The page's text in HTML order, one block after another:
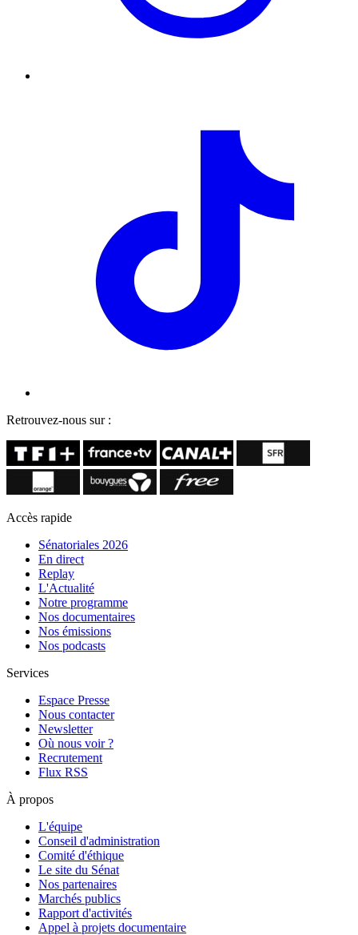
Retrouvez-nous sur :
Accès rapide
Sénatoriales 2026
En direct
Replay
L'Actualité
Notre programme
Nos documentaires
Nos émissions
Nos podcasts
Services
Espace Presse
Nous contacter
Newsletter
Où nous voir ?
Recrutement
Flux RSS
À propos
L'équipe
Conseil d'administration
Comité d'éthique
Le site du Sénat
Nos partenaires
Marchés publics
Rapport d'activités
Appel à projets documentaire